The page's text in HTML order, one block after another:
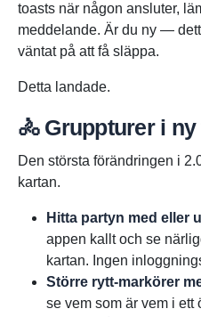
toasts när någon ansluter,
meddelande. Är du ny —
väntat på att få släppa.
Detta landade.
🚴 Gruppturer i
Den största förändringen i
kartan.
Hitta partyn med eller
appen kallt och se
kartan. Ingen
Större rytt-markörer
se vem som är vem i